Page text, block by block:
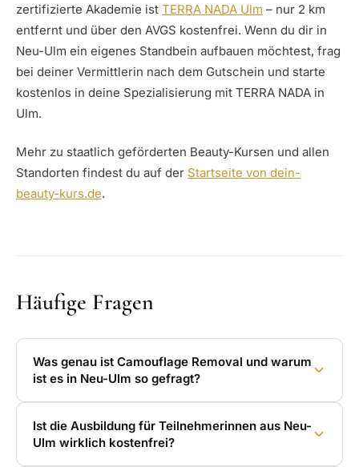
zertifizierte Akademie ist TERRA NADA Ulm – nur 2 km
entfernt und über den AVGS kostenfrei. Wenn du dir in
Neu-Ulm ein eigenes Standbein aufbauen möchtest, frag
bei deiner Vermittlerin nach dem Gutschein und starte
kostenlos in deine Spezialisierung mit TERRA NADA in
Ulm.
Mehr zu staatlich geförderten Beauty-Kursen und allen
Standorten findest du auf der Startseite von dein-
beauty-kurs.de.
Häufige Fragen
Was genau ist Camouflage Removal und warum
ist es in Neu-Ulm so gefragt?
Ist die Ausbildung für Teilnehmerinnen aus Neu-
Ulm wirklich kostenfrei?